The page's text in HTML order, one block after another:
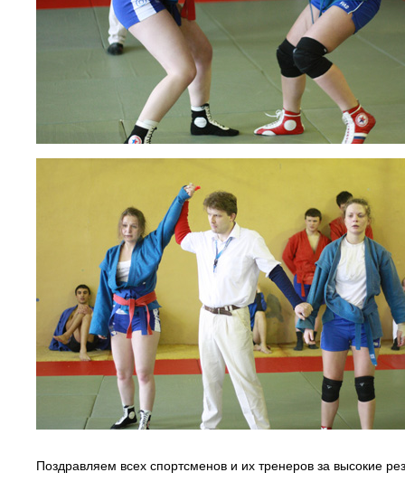
Поздравляем всех спортсменов и их тренеров за высокие